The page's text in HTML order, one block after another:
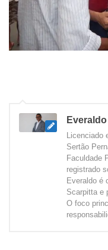
Everaldo
Licenciado
Sertão
Faculdade
registrado
Everaldo é
Scarpitta e
O foco